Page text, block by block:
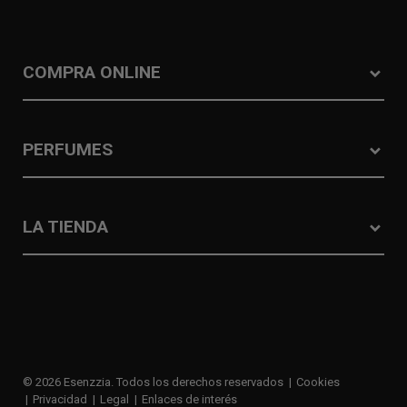
COMPRA ONLINE
PERFUMES
LA TIENDA
© 2026 Esenzzia. Todos los derechos reservados
Cookies
Privacidad
Legal Enlaces de interés